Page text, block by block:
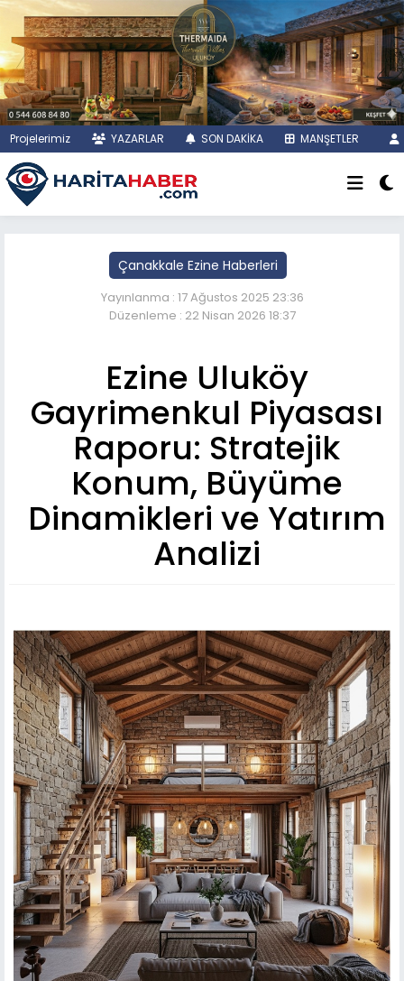
Projelerimiz YAZARLAR SON DAKİKA MANŞETLER
Çanakkale Ezine Haberleri
Yayınlanma : 17 Ağustos 2025 23:36
Düzenleme : 22 Nisan 2026 18:37
Ezine Uluköy
Gayrimenkul Piyasası
Raporu: Stratejik
Konum, Büyüme
Dinamikleri ve Yatırım
Analizi